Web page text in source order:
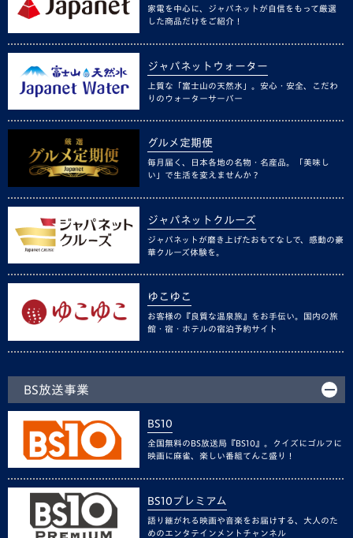
家電を中心に、ジャパネットが自信をもって厳選
した商品だけをご紹介！
ジャパネットウォーター
上質な「富士山の天然水」。安心・安全、こだわ
りのウォーターサーバー
グルメ定期便
毎月届く、日本各地の名物・名産品。「美味し
い」で生活を変えませんか？
ジャパネットクルーズ
ジャパネットが磨き上げたおもてなしで、感動の豪
華クルーズ体験を。
ゆこゆこ
お客様の『良質な温泉旅』をお手伝い。国内の旅
館・宿・ホテルの宿泊予約サイト
BS放送事業
BS10
全国無料のBS放送局『BS10』。クイズにゴルフに
映画に麻雀、楽しい番組てんこ盛り！
BS10プレミアム
語り継がれる映画や音楽をお届けする、大人のた
めのエンタテインメントチャンネル